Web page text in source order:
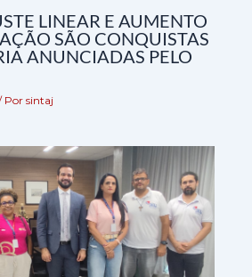
LINEAR E AUMENTO
SÃO CONQUISTAS
ANUNCIADAS PELO
Porsintaj